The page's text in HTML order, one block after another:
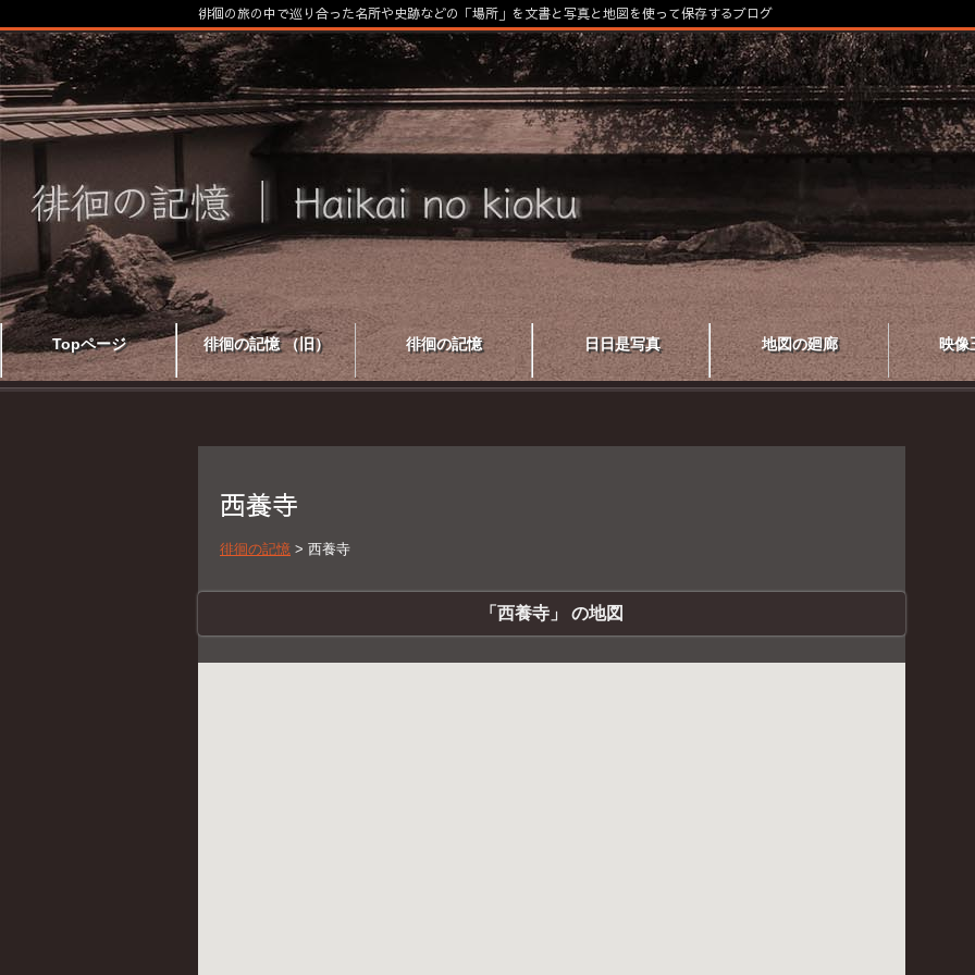
Topページ 徘徊の記憶 （旧） 徘徊の記憶 日日是写真 地図の廻廊 映像
徘徊の旅の中で巡り合った名所や史跡などの「場所」を文書と写真と地図を使って保存するブログ
西養寺
徘徊の記憶 > 西養寺
「西養寺」 の地図